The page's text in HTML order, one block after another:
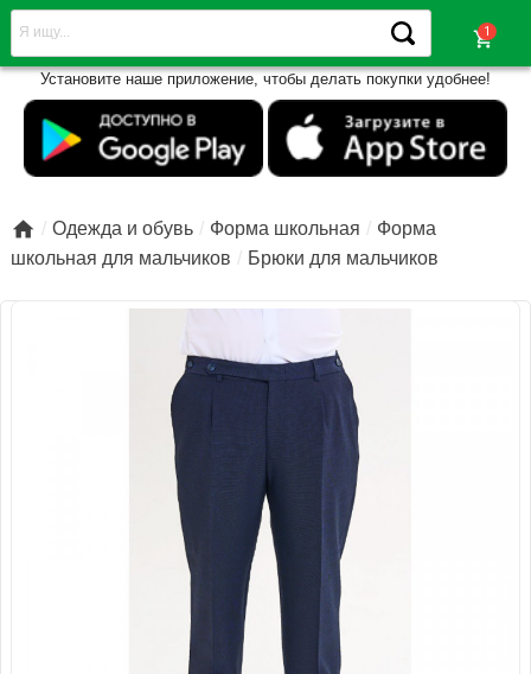
shopping_cart
Установите наше приложение, чтобы делать покупки удобнее!
 Одежда и обувь Форма школьная
Форма
школьная для мальчиков
Брюки для мальчиков